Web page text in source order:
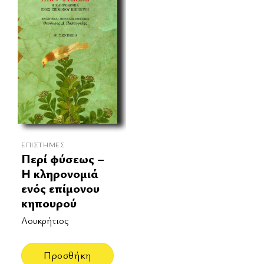
ΕΠΙΣΤΉΜΕΣ
Περί φύσεως –
Η κληρονομιά
ενός επίμονου
κηπουρού
Λουκρήτιος
Προσθήκη